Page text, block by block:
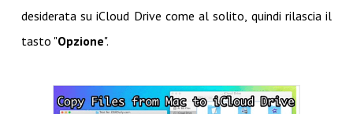
desiderata su iCloud Drive come al solito, quindi rilascia il
tasto "Opzione".